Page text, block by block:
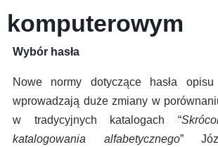
komputerowym
Wybór hasła
Nowe normy dotyczące hasła opisu
wprowadzają duże zmiany w
w tradycyjnych katalogach “
katalogowania alfabetycznego”